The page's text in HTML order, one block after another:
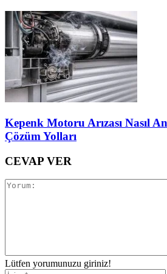
Kepenk Motoru Arızası Nasıl
Çözüm Yolları
CEVAP VER
Lütfen yorumunuzu giriniz!